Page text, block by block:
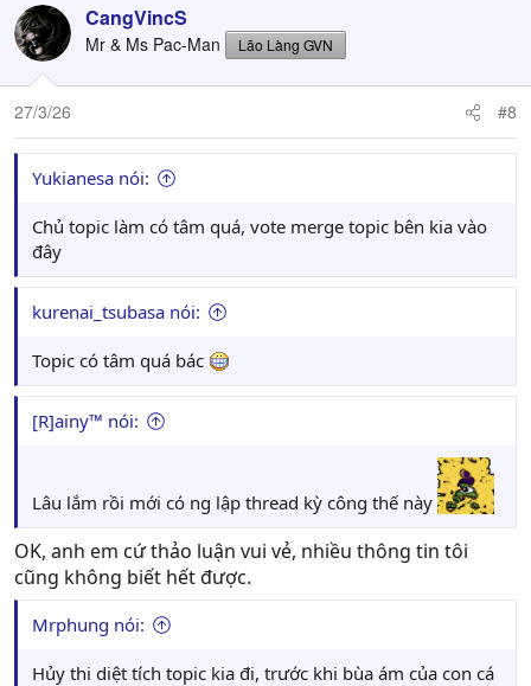
c
t
i
o
n
s
:
CangVincS
Mr & Ms Pac-Man Lão Làng GVN
27/3/26 #8
Yukianesa nói:
Chủ topic làm có tâm quá, vote merge topic bên kia vào
đây
kurenai_tsubasa nói:
Topic có tâm quá bác
[R]ainy™ nói:
Lâu lắm rồi mới có ng lập thread kỳ công thế này
OK, anh em cứ thảo luận vui vẻ, nhiều thông tin tôi
cũng không biết hết được.
Mrphung nói:
Hủy thi diệt tích topic kia đi, trước khi bùa ám của con cá